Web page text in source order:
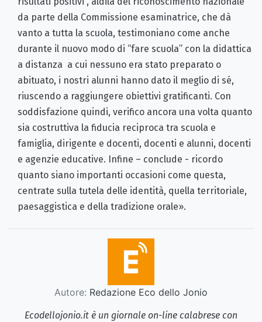
da parte della Commissione esaminatrice, che dà
vanto a tutta la scuola, testimoniano come anche
durante il nuovo modo di “fare scuola” con la didattica
a distanza a cui nessuno era stato preparato o
abituato, i nostri alunni hanno dato il meglio di sé,
riuscendo a raggiungere obiettivi gratificanti. Con
soddisfazione quindi, verifico ancora una volta quanto
sia costruttiva la fiducia reciproca tra scuola e
famiglia, dirigente e docenti, docenti e alunni, docenti
e agenzie educative. Infine – conclude - ricordo
quanto siano importanti occasioni come questa,
centrate sulla tutela delle identità, quella territoriale,
paesaggistica e della tradizione orale».
Autore: Redazione Eco dello Jonio
Ecodellojonio.it è un giornale on-line calabrese con